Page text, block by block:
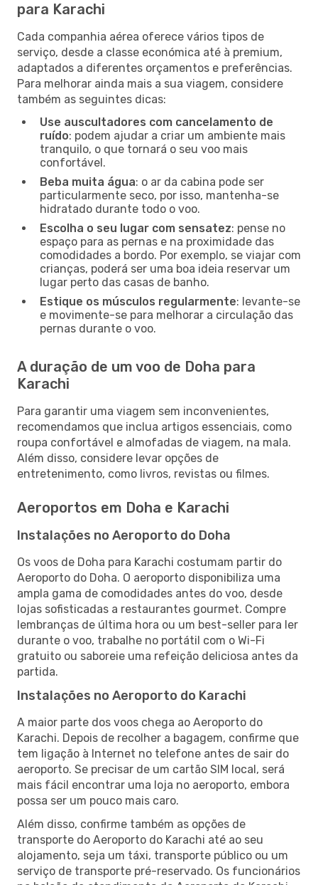
para Karachi
Cada companhia aérea oferece vários tipos de
serviço, desde a classe económica até à premium,
adaptados a diferentes orçamentos e preferências.
Para melhorar ainda mais a sua viagem, considere
também as seguintes dicas:
Use auscultadores com cancelamento de
ruído: podem ajudar a criar um ambiente mais
tranquilo, o que tornará o seu voo mais
confortável.
Beba muita água: o ar da cabina pode ser
particularmente seco, por isso, mantenha-se
hidratado durante todo o voo.
Escolha o seu lugar com sensatez: pense no
espaço para as pernas e na proximidade das
comodidades a bordo. Por exemplo, se viajar com
crianças, poderá ser uma boa ideia reservar um
lugar perto das casas de banho.
Estique os músculos regularmente: levante-se
e movimente-se para melhorar a circulação das
pernas durante o voo.
A duração de um voo de Doha para
Karachi
Para garantir uma viagem sem inconvenientes,
recomendamos que inclua artigos essenciais, como
roupa confortável e almofadas de viagem, na mala.
Além disso, considere levar opções de
entretenimento, como livros, revistas ou filmes.
Aeroportos em Doha e Karachi
Instalações no Aeroporto do Doha
Os voos de Doha para Karachi costumam partir do
Aeroporto do Doha. O aeroporto disponibiliza uma
ampla gama de comodidades antes do voo, desde
lojas sofisticadas a restaurantes gourmet. Compre
lembranças de última hora ou um best-seller para ler
durante o voo, trabalhe no portátil com o Wi-Fi
gratuito ou saboreie uma refeição deliciosa antes da
partida.
Instalações no Aeroporto do Karachi
A maior parte dos voos chega ao Aeroporto do
Karachi. Depois de recolher a bagagem, confirme que
tem ligação à Internet no telefone antes de sair do
aeroporto. Se precisar de um cartão SIM local, será
mais fácil encontrar uma loja no aeroporto, embora
possa ser um pouco mais caro.
Além disso, confirme também as opções de
transporte do Aeroporto do Karachi até ao seu
alojamento, seja um táxi, transporte público ou um
serviço de transporte pré-reservado. Os funcionários